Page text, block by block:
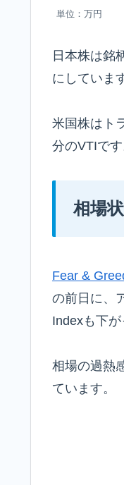
単位：万円
日本株は銘
にしていま
米国株はト
分のVTIです
相場
Fear &
の前日に、
Indexも下が
相場の過熱
ています。